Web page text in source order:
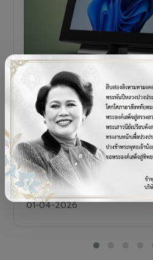
POS TERMINAL
SENOR V+5s
เครื่อง POS All-in-One Touch
01-04-2026